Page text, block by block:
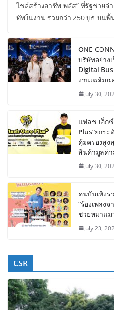
ไชส์สร้างอาชีพ พลัส” ที่รัฐช่วยจ่
ทัพในงาน รวมกว่า 250 บูธ บนพื้
ONE
บริษัทอย่าง
Digital
งานเฉลิมฉ
July 30,
แฟลช เอ็กซ์
Plus”ยกร
คุ้มครองสูง
สินค้ามูลค่า
July 30,
คนบันเทิงร
“ร้องเพลง
ช่วยหมาแม
July 23,
CSR